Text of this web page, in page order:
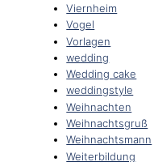
Viernheim
Vogel
Vorlagen
wedding
Wedding cake
weddingstyle
Weihnachten
Weihnachtsgruß
Weihnachtsmann
Weiterbildung